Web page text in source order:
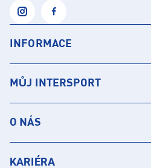
INFORMACE
MŮJ INTERSPORT
O NÁS
KARIÉRA